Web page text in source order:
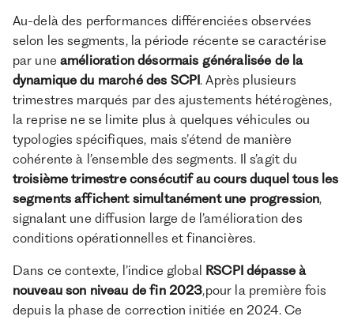
Au-delà des performances différenciées observées
selon les segments, la période récente se caractérise
par une amélioration désormais généralisée de la
dynamique du marché des SCPI. Après plusieurs
trimestres marqués par des ajustements hétérogènes,
la reprise ne se limite plus à quelques véhicules ou
typologies spécifiques, mais s’étend de manière
cohérente à l’ensemble des segments. Il s’agit du
troisième trimestre consécutif au cours duquel tous les
segments affichent simultanément une progression,
signalant une diffusion large de l’amélioration des
conditions opérationnelles et financières.
Dans ce contexte, l’indice global RSCPI dépasse à
nouveau son niveau de fin 2023,pour la première fois
depuis la phase de correction initiée en 2024. Ce